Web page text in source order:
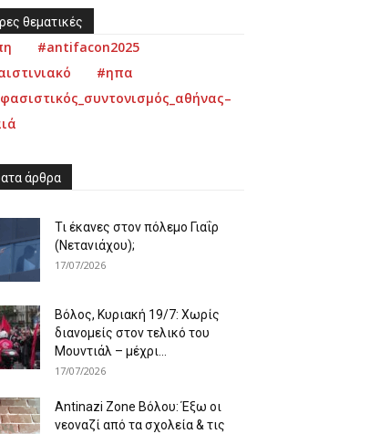
θεματικές
#antifacon2025
#ηπα
άρθρα
Τι έκανες στον πόλεμο Γιαΐρ
(Νετανιάχου);
17/07/2026
Βόλος, Κυριακή 19/7: Χωρίς
διανομείς στον τελικό του
Μουντιάλ – μέχρι...
17/07/2026
Antinazi Zone Βόλου: Έξω οι
νεοναζί από τα σχολεία & τις